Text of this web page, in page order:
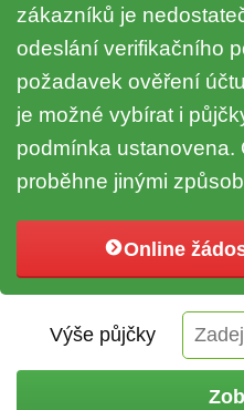
zákazníků je
odeslání verifikačního
požadavek ověření
je možné vybírat i
podmínka ustanovena.
proběhne jinými
Online
Výše půjčky